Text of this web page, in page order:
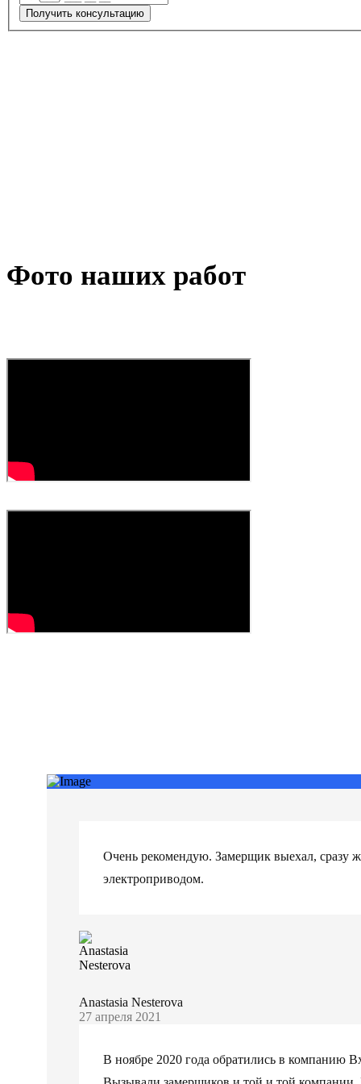
Получить консультацию
Фото наших работ
Очень рекомендую. Замерщик выехал, сразу
электроприводом.
Anastasia Nesterova
27 апреля 2021
В ноябре 2020 года обратились в компанию